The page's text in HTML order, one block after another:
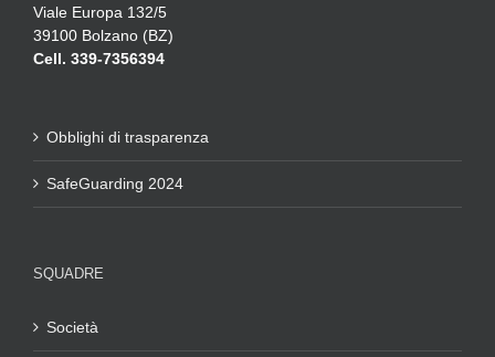
Viale Europa 132/5
39100 Bolzano (BZ)
Cell. 339-7356394
Obblighi di trasparenza
SafeGuarding 2024
SQUADRE
Società